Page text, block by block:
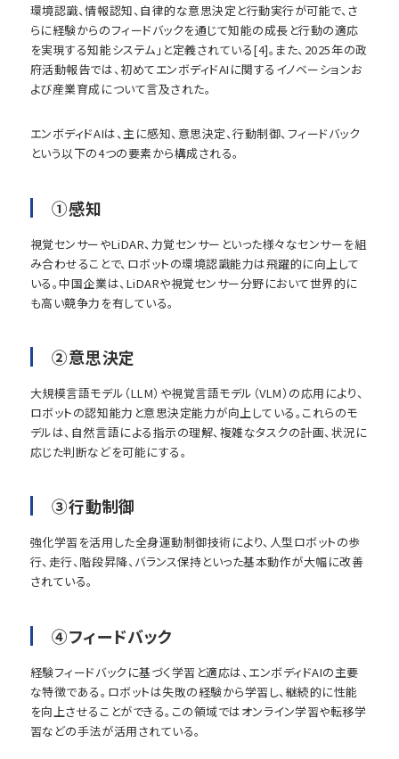
環境認識、情報認知、自律的な意思決定と行動実行が可能で、さ
らに経験からのフィードバックを通じて知能の成長と行動の適応
を実現する知能システム」と定義されている[4]。また、2025年の政
府活動報告では、初めてエンボディドAIに関するイノベーションお
よび産業育成について言及された。
エンボディドAIは、主に感知、意思決定、行動制御、フィードバック
という以下の4つの要素から構成される。
①感知
視覚センサーやLiDAR、力覚センサーといった様々なセンサーを組
み合わせることで、ロボットの環境認識能力は飛躍的に向上して
いる。中国企業は、LiDARや視覚センサー分野において世界的に
も高い競争力を有している。
②意思決定
大規模言語モデル（LLM）や視覚言語モデル（VLM）の応用により、
ロボットの認知能力と意思決定能力が向上している。これらのモ
デルは、自然言語による指示の理解、複雑なタスクの計画、状況に
応じた判断などを可能にする。
③行動制御
強化学習を活用した全身運動制御技術により、人型ロボットの歩
行、走行、階段昇降、バランス保持といった基本動作が大幅に改善
されている。
④フィードバック
経験フィードバックに基づく学習と適応は、エンボディドAIの主要
な特徴である。ロボットは失敗の経験から学習し、継続的に性能
を向上させることができる。この領域ではオンライン学習や転移学
習などの手法が活用されている。